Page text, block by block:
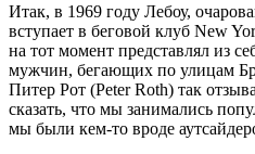
Итак, в 1969 году Лебоу,
вступает в беговой клуб New
на тот момент представлял из
мужчин, бегающих по улицам
Питер Рот (Peter Roth) так
сказать, что мы занимались
мы были кем-то вроде